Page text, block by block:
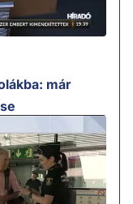
már